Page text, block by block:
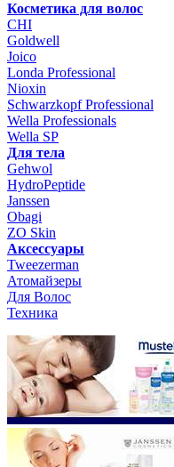
Косметика для волос
CHI
Goldwell
Joico
Londa Professional
Nioxin
Schwarzkopf Professional
Wella Professionals
Wella SP
Для тела
Gehwol
HydroPeptide
Janssen
Obagi
ZO Skin
Aксессуары
Tweezerman
Атомайзеры
Для Волос
Техника